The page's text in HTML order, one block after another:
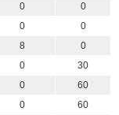
0
0
0
0
8
0
0
30
0
60
0
60